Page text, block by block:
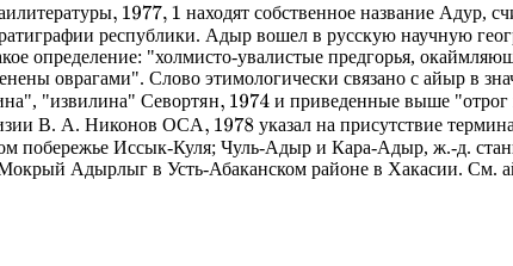
илитературы
тературы,1977 ,1
находят собственное название Адур,
республики. Адыр вошел в русскую научную
определение: "холмисто-увалистые предгорья,
оврагами". Слово этимологически связано с айыр в
"извилина" Севортян
Севортян,1974 и приведенные выше "отрог
В. А. Никонов ОСА
ОСА,1978 указал на присутствие
побережье Иссык-Куля; Чуль-Адыр и Кара-Адыр, ж.-д.
Адырлыг в Усть-Абаканском районе в Хакасии. См.